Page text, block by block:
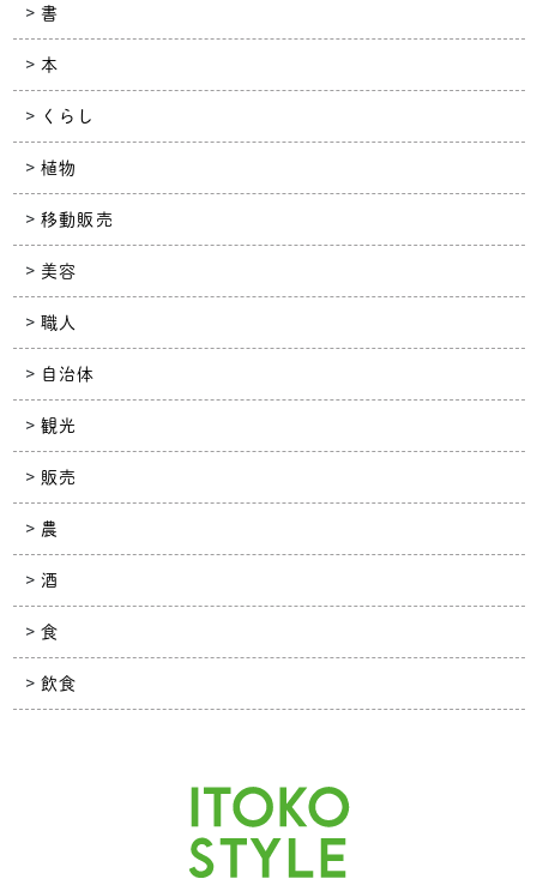
書
本
くらし
植物
移動販売
美容
職人
自治体
観光
販売
農
酒
食
飲食